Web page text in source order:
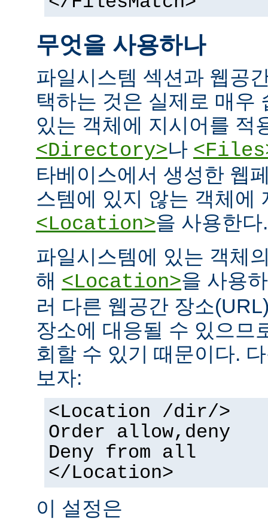
무엇을 사용하나
파일시스템 섹션과 웹공
택하는 것은 실제로 매우
있는 객체에 지시어를 적
<Directory>나
타베이스에서 생성한 웹
스템에 있지 않는 객체에
<Location>을 사용한다.
파일시스템에 있는 객체
해 <Location>을 사용
러 다른 웹공간 장소
장소에 대응될 수 있으므
회할 수 있기 때문이다.
보자:
<Location /dir/>
Order allow,deny
Deny from all
</Location>
이 설정은